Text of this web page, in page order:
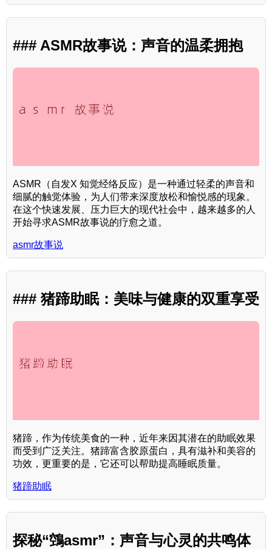
### ASMR故事说：声音的温柔拥抱
ASMR（自发X 知觉经络反应）是一种通过轻柔的声音和
细腻的触觉体验，为人们带来深度放松和愉悦感的现象。
在这个快速发展、压力巨大的现代社会中，越来越多的人
开始寻求ASMR故事说的疗愈之道。
asmr故事说
### 猪蹄助眠：美味与健康的双重享受
猪蹄，作为传统美食的一种，近年来因其潜在的助眠效果
而受到广泛关注。猪蹄富含胶原蛋白，具有滋补和美容的
功效，更重要的是，它还可以帮助提高睡眠质量。
猪蹄助眠
探秘“鵼asmr”：声音与心灵的共鸣体